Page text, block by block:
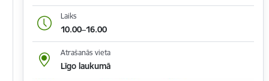
Laiks
10.00–16.00
Atrašanās vieta
Līgo laukumā